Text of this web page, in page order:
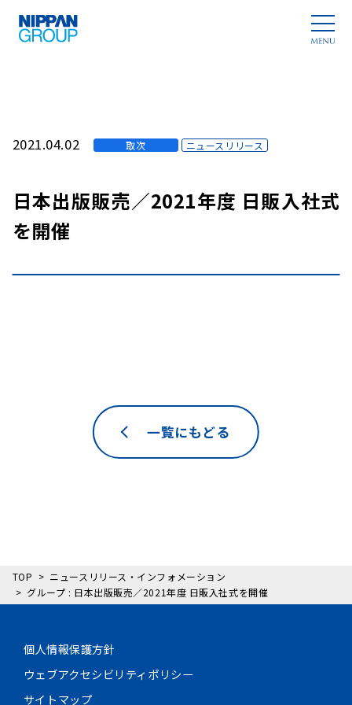
2021.04.02 取次 ニュースリリース
日本出版販売／2021年度 日販入社式
を開催
一覧にもどる
TOP
ニュースリリース・インフォメーション
グループ : 日本出版販売／2021年度 日販入社式を開催
個人情報保護方針
ウェブアクセシビリティポリシー
サイトマップ